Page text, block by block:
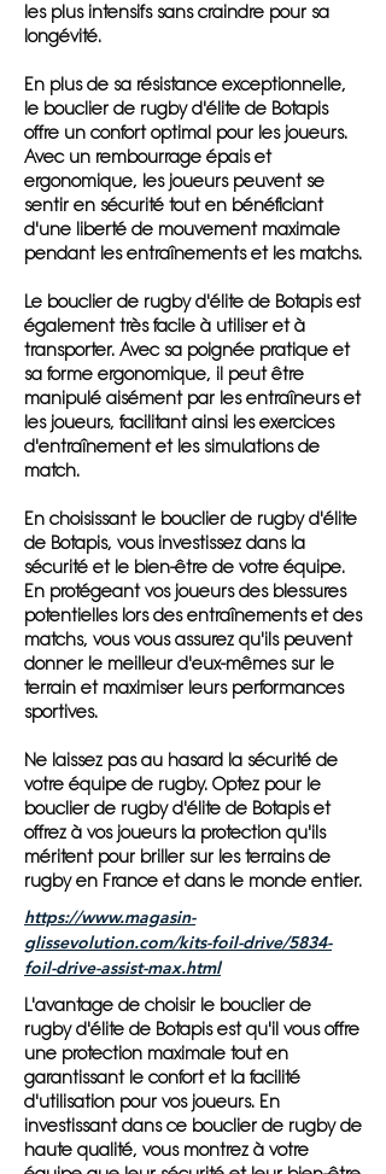
les plus intensifs sans craindre pour sa
longévité.
En plus de sa résistance exceptionnelle,
le bouclier de rugby d'élite de Botapis
offre un confort optimal pour les joueurs.
Avec un rembourrage épais et
ergonomique, les joueurs peuvent se
sentir en sécurité tout en bénéficiant
d'une liberté de mouvement maximale
pendant les entraînements et les matchs.
Le bouclier de rugby d'élite de Botapis est
également très facile à utiliser et à
transporter. Avec sa poignée pratique et
sa forme ergonomique, il peut être
manipulé aisément par les entraîneurs et
les joueurs, facilitant ainsi les exercices
d'entraînement et les simulations de
match.
En choisissant le bouclier de rugby d'élite
de Botapis, vous investissez dans la
sécurité et le bien-être de votre équipe.
En protégeant vos joueurs des blessures
potentielles lors des entraînements et des
matchs, vous vous assurez qu'ils peuvent
donner le meilleur d'eux-mêmes sur le
terrain et maximiser leurs performances
sportives.
Ne laissez pas au hasard la sécurité de
votre équipe de rugby. Optez pour le
bouclier de rugby d'élite de Botapis et
offrez à vos joueurs la protection qu'ils
méritent pour briller sur les terrains de
rugby en France et dans le monde entier.
https://www.magasin-
glissevolution.com/kits-foil-drive/5834-
foil-drive-assist-max.html
L'avantage de choisir le bouclier de
rugby d'élite de Botapis est qu'il vous offre
une protection maximale tout en
garantissant le confort et la facilité
d'utilisation pour vos joueurs. En
investissant dans ce bouclier de rugby de
haute qualité, vous montrez à votre